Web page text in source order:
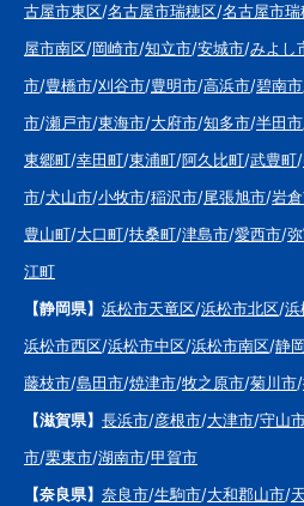
古屋市東区/名古屋市瑞穂区/名古屋市瑞
屋市南区/岡崎市/知立市/安城市/みよし
市/豊橋市/刈谷市/豊明市/高浜市/碧南市
市/瀬戸市/東海市/大府市/知多市/半田市
東郷町/幸田町/東浦町/阿久比町/武豊町/
市/犬山市/小牧市/稲沢市/尾張旭市/岩
豊山町/大口町/扶桑町/津島市/愛西市/
江町
【静岡県】 浜松市天竜区/浜松市北区/浜
浜松市西区/浜松市中区/浜松市南区/静
藤枝市/島田市/焼津市/牧之原市/菊川市/
【滋賀県】 長浜市/彦根市/大津市/守山
市/栗東市/湖南市/甲賀市
【奈良県】 奈良市/生駒市/大和郡山市/